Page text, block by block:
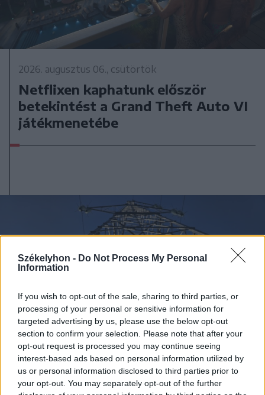
Székelyhon - Do Not Process My Personal
Information
If you wish to opt-out of the sale, sharing to third parties, or
processing of your personal or sensitive information for
targeted advertising by us, please use the below opt-out
section to confirm your selection. Please note that after your
opt-out request is processed you may continue seeing
interest-based ads based on personal information utilized by
us or personal information disclosed to third parties prior to
your opt-out. You may separately opt-out of the further
2026. augusztus 06., csütörtök
Netflixen kaphatunk először
betekintést a Grand Theft Auto VI
játékmenetébe
2026. augusztus 06., csütörtök